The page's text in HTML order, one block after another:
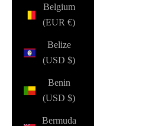
Belgium
(EUR €)
Belize
(USD $)
Benin
(USD $)
Bermuda